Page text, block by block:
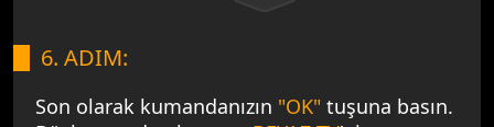
6. ADIM:
Son olarak kumandanızın "OK" tuşuna basın.